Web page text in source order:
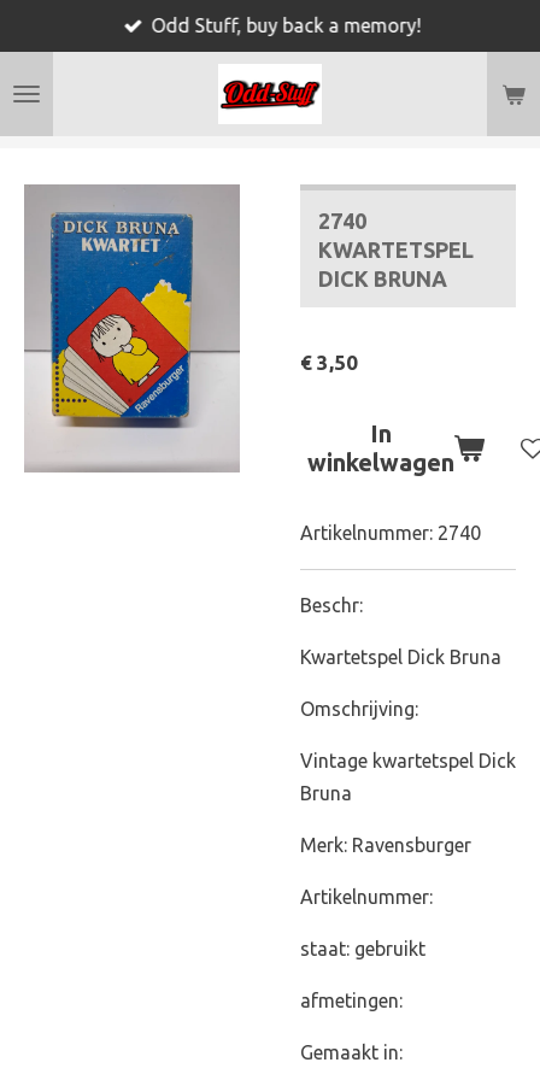
naar
Odd Stuff, buy back a memory!
2740
KWARTETSPEL
DICK BRUNA
€ 3,50
In
winkelwagen
Artikelnummer: 2740
Beschr:
Kwartetspel Dick Bruna
Omschrijving:
Vintage kwartetspel Dick
Bruna
Merk: Ravensburger
Artikelnummer:
staat: gebruikt
afmetingen:
Gemaakt in: